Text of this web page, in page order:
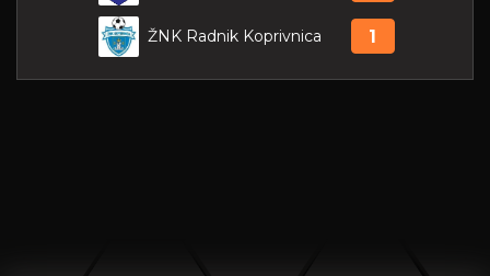
ŽNK Radnik Koprivnica 1